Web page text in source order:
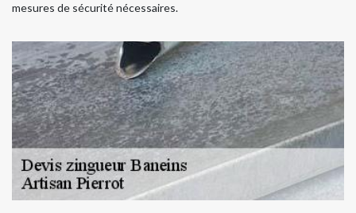
mesures de sécurité nécessaires.